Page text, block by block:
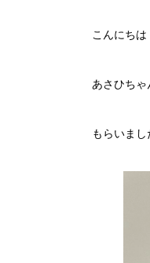
こんにちは
あさひちゃ
もらいまし